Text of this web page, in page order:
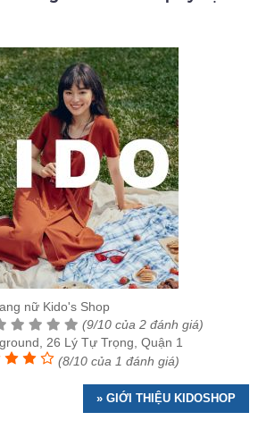
nữ Kido's Shop
(9/10 của 2 đánh giá)
26 Lý Tự Trọng, Quận 1
(8/10 của 1 đánh giá)
» GIỚI THIỆU KIDOSHOP